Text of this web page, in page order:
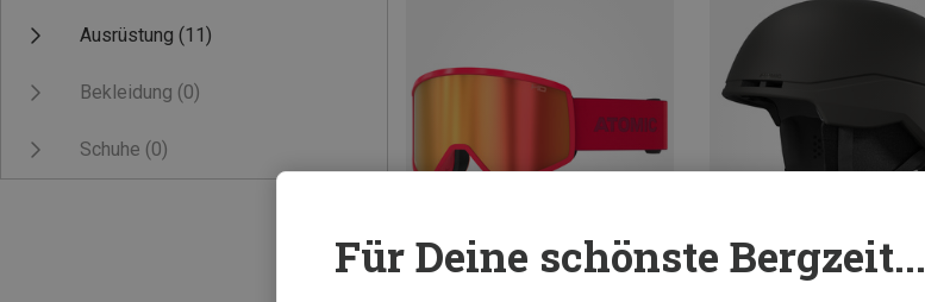
Ausrüstung (11)
Bekleidung (0)
Schuhe (0)
Für Deine schönste Bergzeit...